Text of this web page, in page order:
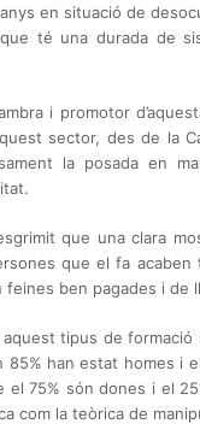
en situació de
que té una durada de
i promotor
sector, des de la
la posada en
que una clara
que el fa
feines ben pagades i de
aquest tipus de
han estat homes i
75% són dones i el
com la teòrica de